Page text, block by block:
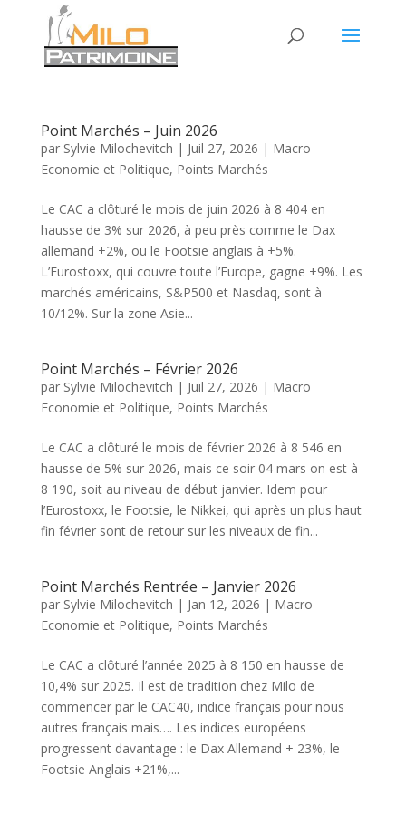
Point Marchés – Juin 2026
par Sylvie Milochevitch | Juil 27, 2026 | Macro
Economie et Politique, Points Marchés
Le CAC a clôturé le mois de juin 2026 à 8 404 en
hausse de 3% sur 2026, à peu près comme le Dax
allemand +2%, ou le Footsie anglais à +5%.
L’Eurostoxx, qui couvre toute l’Europe, gagne +9%. Les
marchés américains, S&P500 et Nasdaq, sont à
10/12%. Sur la zone Asie...
Point Marchés – Février 2026
par Sylvie Milochevitch | Juil 27, 2026 | Macro
Economie et Politique, Points Marchés
Le CAC a clôturé le mois de février 2026 à 8 546 en
hausse de 5% sur 2026, mais ce soir 04 mars on est à
8 190, soit au niveau de début janvier. Idem pour
l’Eurostoxx, le Footsie, le Nikkei, qui après un plus haut
fin février sont de retour sur les niveaux de fin...
Point Marchés Rentrée – Janvier 2026
par Sylvie Milochevitch | Jan 12, 2026 | Macro
Economie et Politique, Points Marchés
Le CAC a clôturé l’année 2025 à 8 150 en hausse de
10,4% sur 2025. Il est de tradition chez Milo de
commencer par le CAC40, indice français pour nous
autres français mais…. Les indices européens
progressent davantage : le Dax Allemand + 23%, le
Footsie Anglais +21%,...